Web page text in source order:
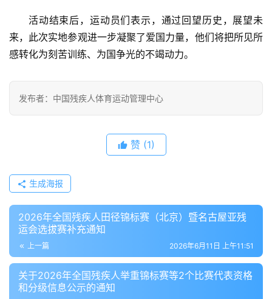
活动结束后，运动员们表示，通过回望历史，展望未
来，此次实地参观进一步凝聚了爱国力量，他们将把所见所
感转化为刻苦训练、为国争光的不竭动力。
发布者：中国残疾人体育运动管理中心
赞 (1)
生成海报
2026年全国残疾人田径锦标赛（北京）暨名古屋亚残
运会选拔赛补充通知
上一篇 2026年6月11日 上午11:51
关于2026年全国残疾人举重锦标赛等2个比赛代表资格
和分级信息公示的通知